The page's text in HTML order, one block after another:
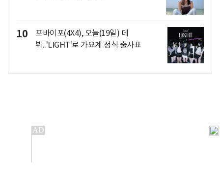
10
포바이포(4X4), 오늘(19일) 데
뷔..'LIGHT'로 가요계 정식 출사표